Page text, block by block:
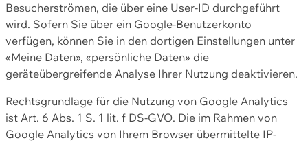
Besucherströmen, die über eine User-ID durchgeführt
wird. Sofern Sie über ein Google-Benutzerkonto
verfügen, können Sie in den dortigen Einstellungen unter
«Meine Daten», «persönliche Daten» die
geräteübergreifende Analyse Ihrer Nutzung deaktivieren.
Rechtsgrundlage für die Nutzung von Google Analytics
ist Art. 6 Abs. 1 S. 1 lit. f DS-GVO. Die im Rahmen von
Google Analytics von Ihrem Browser übermittelte IP-